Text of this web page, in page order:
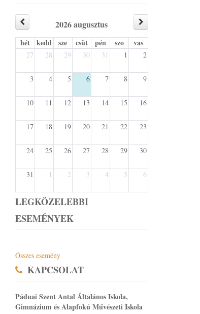
2026 augusztus
hét kedd sze csüt pén szo vas
27 28 29 30 31 1 2
3 4 5 6 7 8 9
10 11 12 13 14 15 16
17 18 19 20 21 22 23
24 25 26 27 28 29 30
31 1 2 3 4 5 6
LEGKÖZELEBBI
ESEMÉNYEK
Összes esemény
KAPCSOLAT
Páduai Szent Antal Általános Iskola,
Gimnázium és Alapfokú Művészeti Iskola